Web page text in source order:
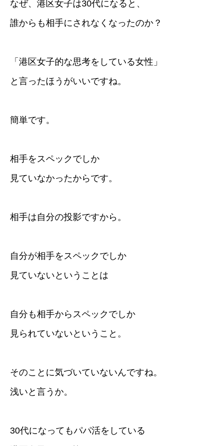
なぜ、港区女子は30代になると、
誰からも相手にされなくなったのか？
「港区女子的な思考をしている女性」
と言ったほうがいいですね。
簡単です。
相手をスペックでしか
見ていなかったからです。
相手は自分の投影ですから。
自分が相手をスペックでしか
見ていないということは
自分も相手からスペックでしか
見られていないということ。
そのことに気づいていないんですね。
浅いと言うか。
30代になってもパパ活をしている